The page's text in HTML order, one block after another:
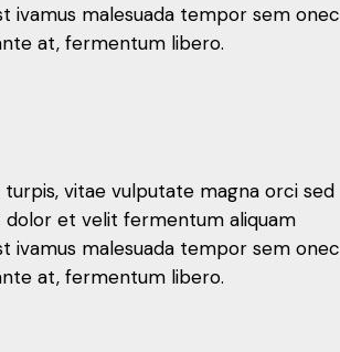
ivamus malesuada tempor sem onec
at, fermentum libero.
vitae vulputate magna orci sed
dolor et velit fermentum aliquam
ivamus malesuada tempor sem onec
at, fermentum libero.